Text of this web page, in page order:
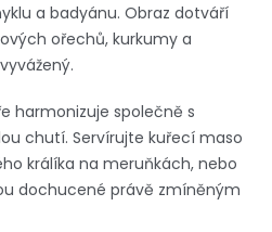
a badyánu. Obraz dotváří
ořechů, kurkumy a
harmonizuje společně s
chutí. Servírujte kuřecí maso
králíka na meruňkách, nebo
dochucené právě zmíněným